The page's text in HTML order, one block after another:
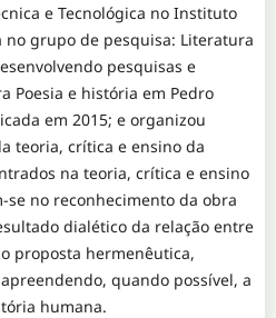
e Tecnológica no Instituto
no grupo de pesquisa: Literatura
pesquisas e
Poesia e história em Pedro
em 2015; e organizou
teoria, crítica e ensino da
na teoria, crítica e ensino
no reconhecimento da obra
dialético da relação entre
proposta hermenêutica,
quando possível, a
humana.